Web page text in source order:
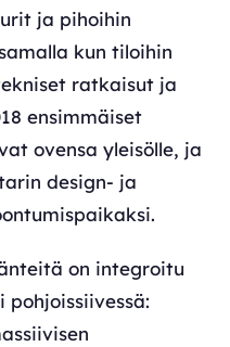
ja pihoihin
kun tiloihin
ratkaisut ja
ensimmäiset
ovensa yleisölle, ja
design- ja
on integroitu